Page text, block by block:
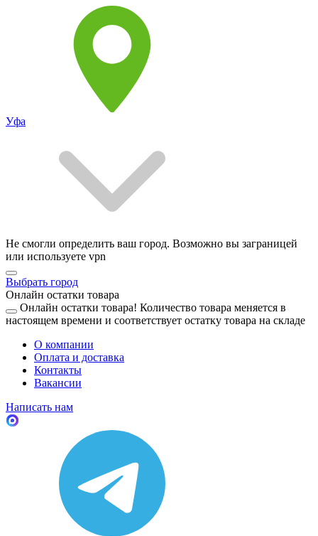
Уфа
Не смогли определить ваш город. Возможно вы заграницей
или используете vpn
Выбрать город
Онлайн остатки товара
Онлайн остатки товара! Количество товара меняется в
настоящем времени и соответствует остатку товара на складе
О компании
Оплата и доставка
Контакты
Вакансии
Написать нам